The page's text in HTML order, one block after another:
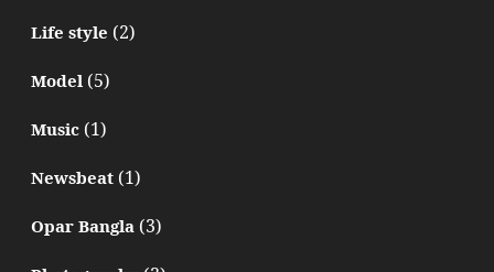
Life style (2)
Model(5)
Music(1)
Newsbeat(1)
Opar Bangla(3)